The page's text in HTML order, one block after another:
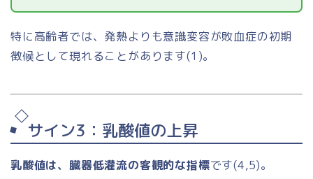
特に高齢者では、発熱よりも意識変容が敗血症の初期
徴候として現れることがあります(1)。
サイン3：乳酸値の上昇
乳酸値は、臓器低灌流の客観的な指標です(4,5)。